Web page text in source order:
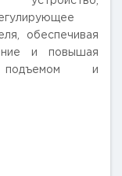
обеспечивая
и повышая
подъемом и